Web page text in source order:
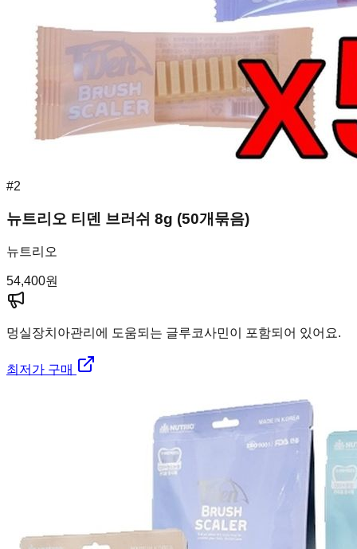
#2
뉴트리오 티덴 브러쉬 8g (50개묶음)
뉴트리오
54,400원
멍실장치아관리에 도움되는 글루코사민이 포함되어 있어요.
최저가 구매